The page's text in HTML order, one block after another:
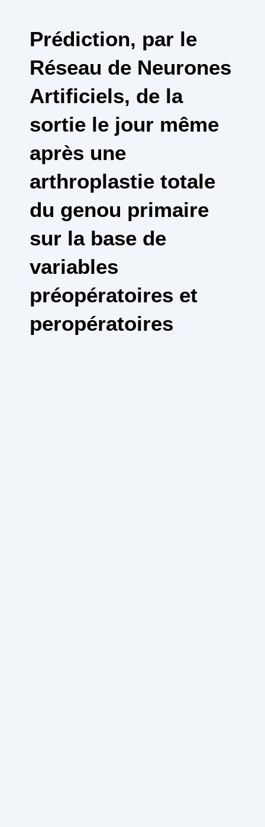
Prédiction, par le
Réseau de Neurones
Artificiels, de la
sortie le jour même
après une
arthroplastie totale
du genou primaire
sur la base de
variables
préopératoires et
peropératoires